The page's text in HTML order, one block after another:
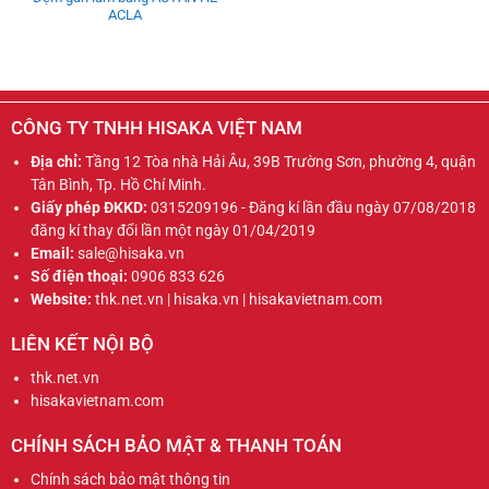
ACLA
CÔNG TY TNHH HISAKA VIỆT NAM
Địa chỉ: Tầng 12 Tòa nhà Hải Âu, 39B Trường Sơn, phường 4, quận
Tân Bình, Tp. Hồ Chí Minh.
Giấy phép ĐKKD: 0315209196 - Đăng kí lần đầu ngày 07/08/2018
đăng kí thay đổi lần một ngày 01/04/2019
Email: sale@hisaka.vn
Số điện thoại: 0906 833 626
Website: thk.net.vn | hisaka.vn | hisakavietnam.com
LIÊN KẾT NỘI BỘ
thk.net.vn
hisakavietnam.com
CHÍNH SÁCH BẢO MẬT & THANH TOÁN
Chính sách bảo mật thông tin